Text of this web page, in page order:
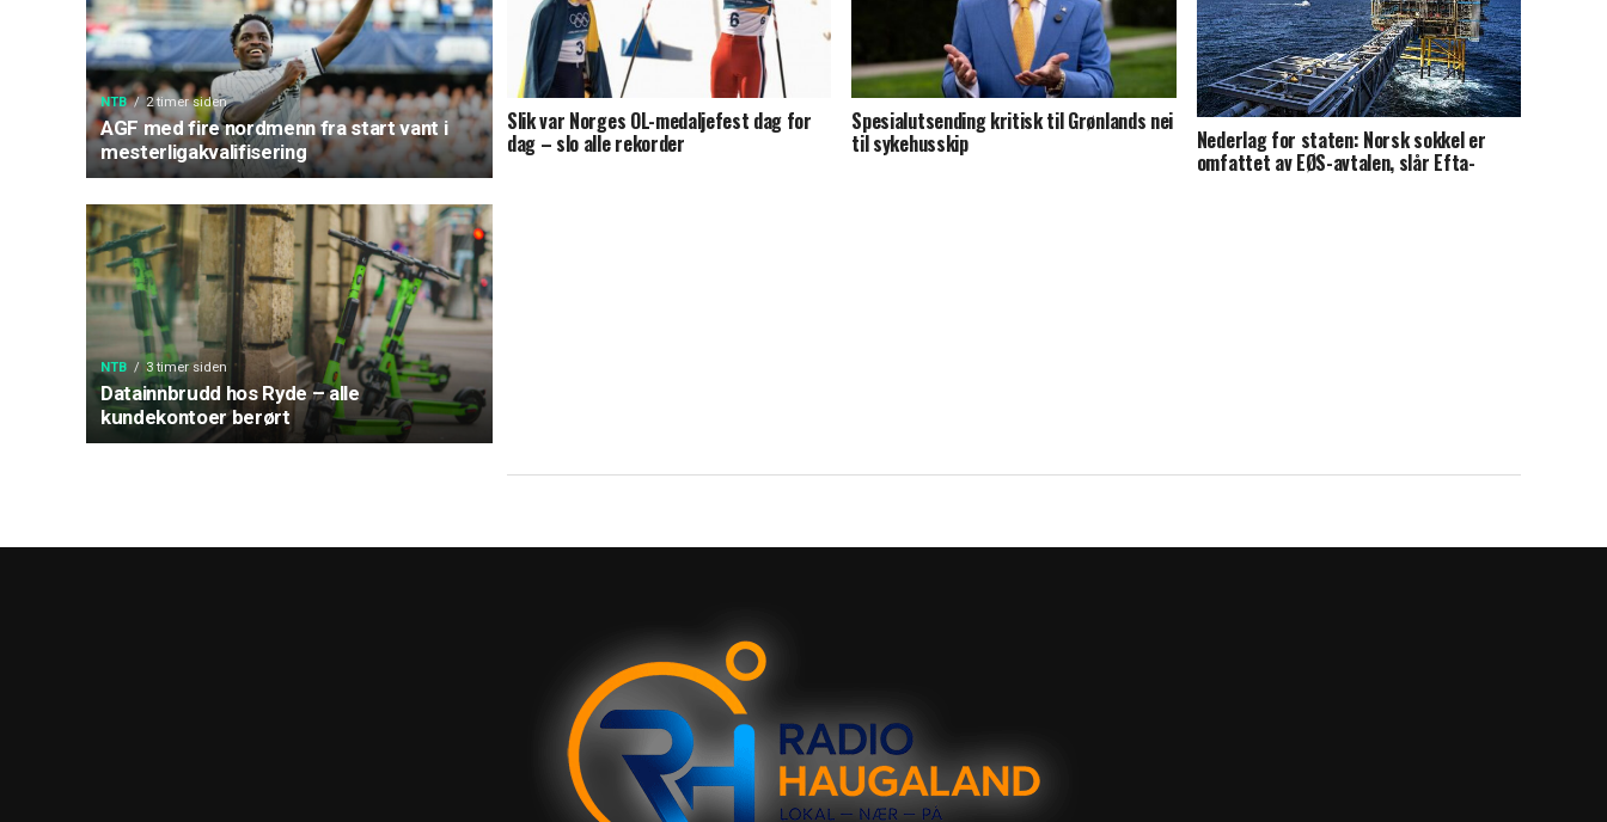
NTB 2 timer siden
AGF med fire nordmenn fra start vant i
mesterligakvalifisering
NTB 3 timer siden
Datainnbrudd hos Ryde – alle
kundekontoer berørt
Slik var Norges OL-medaljefest dag for
dag – slo alle rekorder
Spesialutsending kritisk til Grønlands nei
til sykehusskip Nederlag for staten: Norsk sokkel er
omfattet av EØS-avtalen, slår Efta-